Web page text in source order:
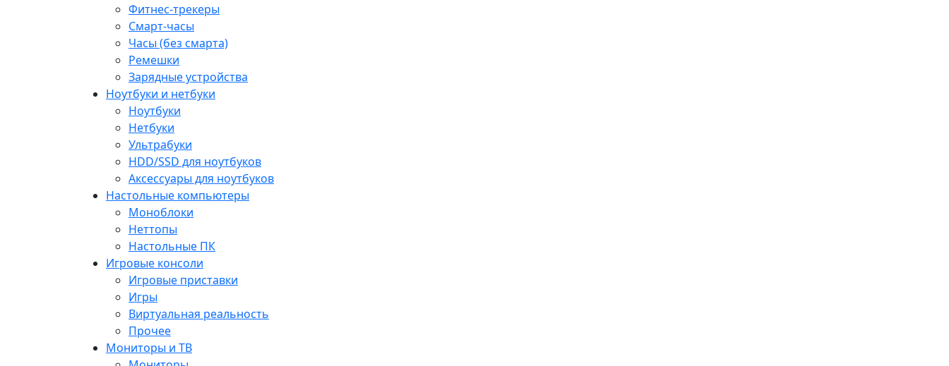
Фитнес-трекеры
Смарт-часы
Часы (без смарта)
Ремешки
Зарядные устройства
Ноутбуки и нетбуки
Ноутбуки
Нетбуки
Ультрабуки
HDD/SSD для ноутбуков
Аксессуары для ноутбуков
Настольные компьютеры
Моноблоки
Неттопы
Настольные ПК
Игровые консоли
Игровые приставки
Игры
Виртуальная реальность
Прочее
Мониторы и ТВ